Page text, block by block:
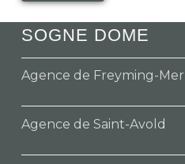
SOGNE DOME
Agence de Freyming-
Agence de Saint-Avold